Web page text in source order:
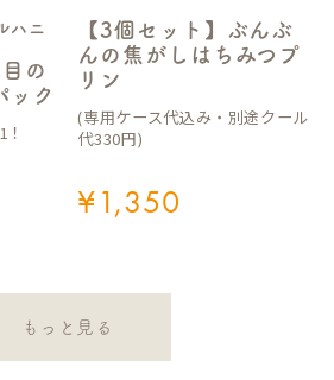
ハニ
の
ック
【3個セット】ぶんぶ
んの焦がしはちみつプ
リン
(専用ケース代込み・別途クール
代330円)
¥1,350
もっと見る